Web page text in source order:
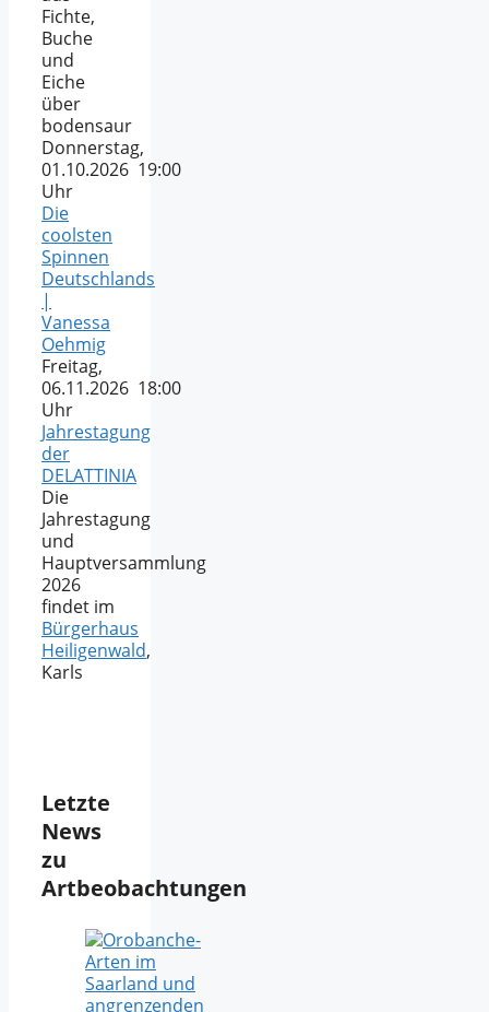
Fichte,
Buche
und
Eiche
über
bodensaur
Donnerstag,
01.10.2026 19:00
Uhr
Die
coolsten
Spinnen
Deutschlands
|
Vanessa
Oehmig
Freitag,
06.11.2026 18:00
Uhr
Jahrestagung
der
DELATTINIA
Die
Jahrestagung
und
Hauptversammlung
2026
findet im
Bürgerhaus
Heiligenwald,
Karls
Letzte
News
zu
Artbeobachtungen